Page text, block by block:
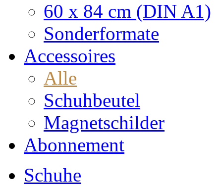
60 x 84 cm (DIN A1)
Sonderformate
Accessoires
Alle
Schuhbeutel
Magnetschilder
Abonnement
Schuhe